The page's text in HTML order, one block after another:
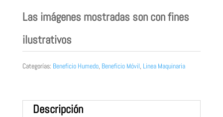
Las imágenes mostradas son con fines
ilustrativos
Categorías: Beneficio Humedo, Beneficio Móvil, Linea Maquinaria
Descripción